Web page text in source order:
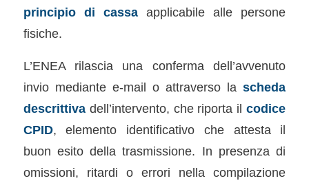
principio di cassaapplicabile alle persone
fisiche.
L’ENEA rilascia una conferma dell’avvenuto
invio mediante e-mail o attraverso lascheda
descrittivadell’intervento, che riporta ilcodice
CPID, elemento identificativo che attesta il
buon esito della trasmissione. In presenza di
omissioni, ritardi o errori nella compilazione